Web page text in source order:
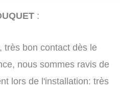
:
très bon contact dès le
nous sommes ravis de
lors de l'installation: très